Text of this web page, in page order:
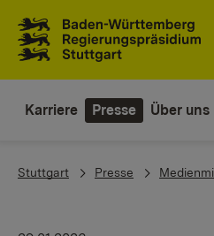
Karriere Presse Über uns
You are here:
Stuttgart Presse